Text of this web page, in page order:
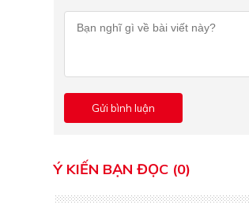
Ý KIẾN BẠN ĐỌC (0)